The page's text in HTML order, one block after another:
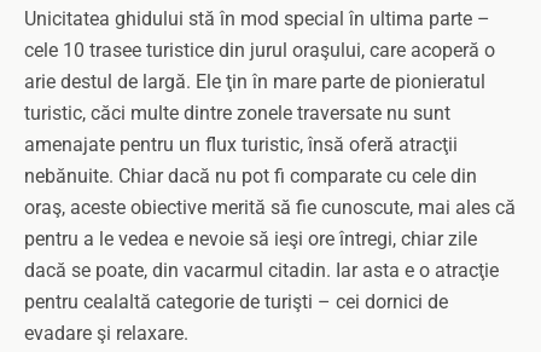
Unicitatea ghidului stă în mod special în ultima parte –
cele 10 trasee turistice din jurul oraşului, care acoperă o
arie destul de largă. Ele ţin în mare parte de pionieratul
turistic, căci multe dintre zonele traversate nu sunt
amenajate pentru un flux turistic, însă oferă atracţii
nebănuite. Chiar dacă nu pot fi comparate cu cele din
oraş, aceste obiective merită să fie cunoscute, mai ales că
pentru a le vedea e nevoie să ieşi ore întregi, chiar zile
dacă se poate, din vacarmul citadin. Iar asta e o atracţie
pentru cealaltă categorie de turişti – cei dornici de
evadare şi relaxare.